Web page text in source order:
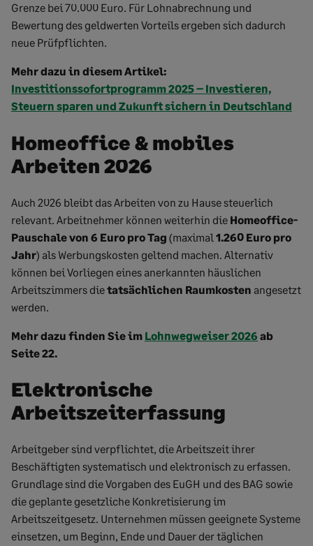
Grenze bei 70.000 Euro. Für Lohnabrechnung und
Bewertung des geldwerten Vorteils ergeben sich dadurch
neue Prüfpflichten.
Mehr dazu in diesem Artikel:
Investitionssofortprogramm 2025 – Investieren,
Steuern sparen und Zukunft sichern in Deutschland
Homeoffice & mobiles
Arbeiten 2026
Auch 2026 bleibt das Arbeiten von zu Hause steuerlich
relevant. Arbeitnehmer können weiterhin die Homeoffice-
Pauschale von 6 Euro pro Tag (maximal 1.260 Euro pro
Jahr) als Werbungskosten geltend machen. Alternativ
können bei Vorliegen eines anerkannten häuslichen
Arbeitszimmers dietatsächlichen Raumkosten angesetzt
werden.
Mehr dazu finden Sie im Lohnwegweiser 2026 ab
Seite 22.
Elektronische
Arbeitszeiterfassung
Arbeitgeber sind verpflichtet, die Arbeitszeit ihrer
Beschäftigten systematisch und elektronisch zu erfassen.
Grundlage sind die Vorgaben des EuGH und des BAG sowie
die geplante gesetzliche Konkretisierung im
Arbeitszeitgesetz. Unternehmen müssen geeignete Systeme
einsetzen, um Beginn, Ende und Dauer der täglichen